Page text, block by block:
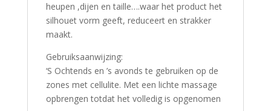
heupen ,dijen en taille….waar het product het
silhouet vorm geeft, reduceert en strakker
maakt.
Gebruiksaanwijzing:
‘S Ochtends en ’s avonds te gebruiken op de
zones met cellulite. Met een lichte massage
opbrengen totdat het volledig is opgenomen